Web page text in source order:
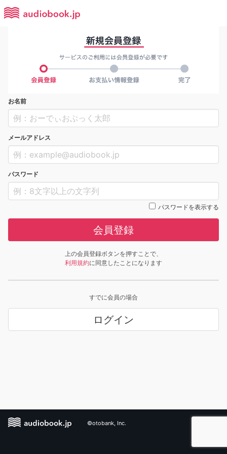
お名前
メールアドレス
パスワード
パスワードを表示する
会員登録
上の会員登録ボタンを押すことで、
利用規約に同意したことになります
すでに会員の場合
ログイン
©otobank, Inc.